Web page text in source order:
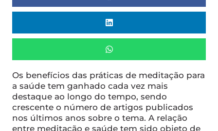
Os benefícios das práticas de meditação para
a saúde tem ganhado cada vez mais
destaque ao longo do tempo, sendo
crescente o número de artigos publicados
nos últimos anos sobre o tema. A relação
entre meditação e saúde tem sido objeto de